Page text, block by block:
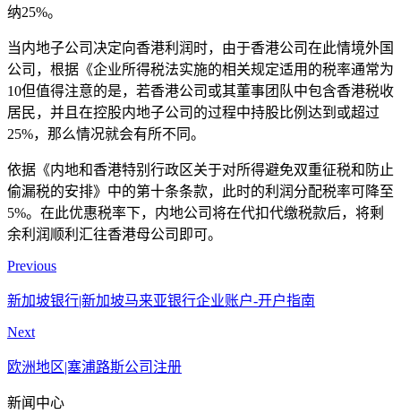
纳25%。
当内地子公司决定向香港利润时，由于香港公司在此情境外国
公司，根据《企业所得税法实施的相关规定适用的税率通常为
10但值得注意的是，若香港公司或其董事团队中包含香港税收
居民，并且在控股内地子公司的过程中持股比例达到或超过
25%，那么情况就会有所不同。
依据《内地和香港特别行政区关于对所得避免双重征税和防止
偷漏税的安排》中的第十条条款，此时的利润分配税率可降至
5%。在此优惠税率下，内地公司将在代扣代缴税款后，将剩
余利润顺利汇往香港母公司即可。
Previous
新加坡银行|新加坡马来亚银行企业账户-开户指南
Next
欧洲地区|塞浦路斯公司注册
新闻中心